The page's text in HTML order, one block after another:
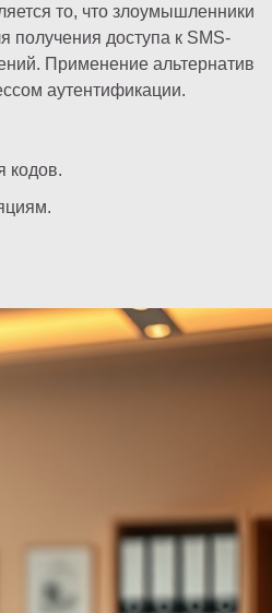
то, что злоумышленники
получения доступа к SMS-
Применение альтернатив
аутентификации.
кодов.